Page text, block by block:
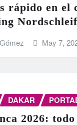
rápido en el
May 7,
DAKAR
2026: